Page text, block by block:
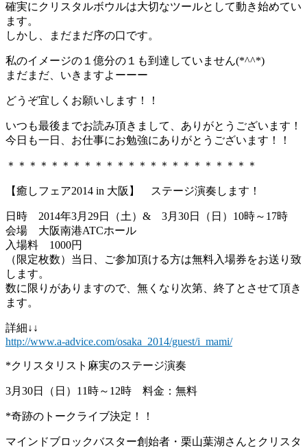
確実にクリスタルボウルは大切なツールとして動き始めてい
ます。
しかし、まだまだ序の口です。
私のイメージの１億分の１も到達していません(*^^*)
まだまだ、いきますよーーー
どうぞ宜しくお願いします！！
いつも最後までお読み頂きまして、ありがとうございます！
今日も一日、お仕事にお勉強にありがとうございます！！
＊＊＊＊＊＊＊＊＊＊＊＊＊＊＊＊＊＊＊＊＊＊＊
【癒しフェア2014 in 大阪】 ステージ演奏します！
日時 2014年3月29日（土）& 3月30日（日）10時～17時
会場 大阪南港ATCホール
入場料 1000円
（限定枚数）当日、
ご参加頂ける方は無料入場券をお送り致
します。
数に限りがありますので、無くなり次第、終了とさせて頂き
ます。
詳細↓↓
http://www.a-advice.com/osaka_ 2014/guest/i_mami/
*クリスタリスト麻実のステージ演奏
3月30日（日）11時～12時 料金：無料
*奇跡のトークライブ決定！！
マインドブロックバスター創始者・ 栗山葉湖さんとクリスタ